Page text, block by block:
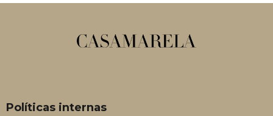
Políticas internas